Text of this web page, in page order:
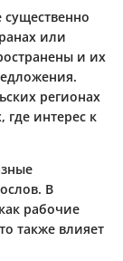
существенно
или
и их
регионах
где интерес к
В
рабочие
также влияет